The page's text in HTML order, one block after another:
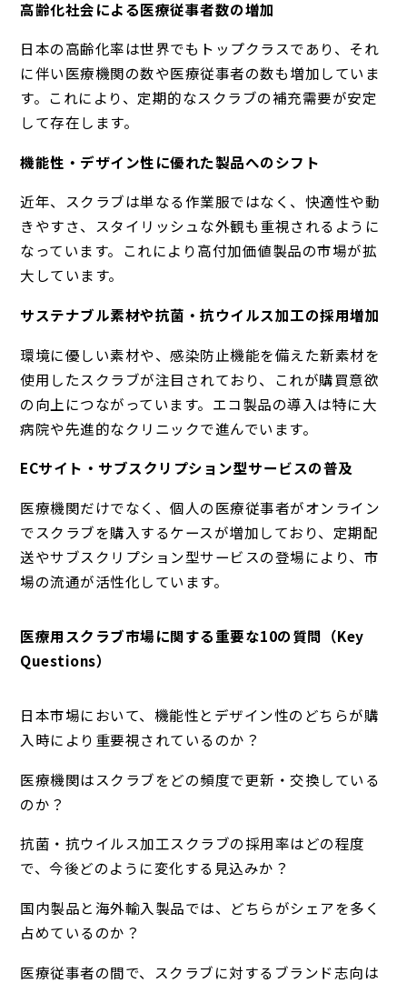
高齢化社会による医療従事者数の増加
日本の高齢化率は世界でもトップクラスであり、それ
に伴い医療機関の数や医療従事者の数も増加していま
す。これにより、定期的なスクラブの補充需要が安定
して存在します。
機能性・デザイン性に優れた製品へのシフト
近年、スクラブは単なる作業服ではなく、快適性や動
きやすさ、スタイリッシュな外観も重視されるように
なっています。これにより高付加価値製品の市場が拡
大しています。
サステナブル素材や抗菌・抗ウイルス加工の採用増加
環境に優しい素材や、感染防止機能を備えた新素材を
使用したスクラブが注目されており、これが購買意欲
の向上につながっています。エコ製品の導入は特に大
病院や先進的なクリニックで進んでいます。
ECサイト・サブスクリプション型サービスの普及
医療機関だけでなく、個人の医療従事者がオンライン
でスクラブを購入するケースが増加しており、定期配
送やサブスクリプション型サービスの登場により、市
場の流通が活性化しています。
医療用スクラブ市場に関する重要な10の質問（Key
Questions）
日本市場において、機能性とデザイン性のどちらが購
入時により重要視されているのか？
医療機関はスクラブをどの頻度で更新・交換している
のか？
抗菌・抗ウイルス加工スクラブの採用率はどの程度
で、今後どのように変化する見込みか？
国内製品と海外輸入製品では、どちらがシェアを多く
占めているのか？
医療従事者の間で、スクラブに対するブランド志向は